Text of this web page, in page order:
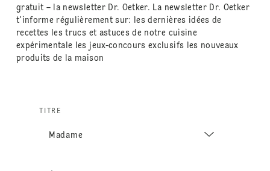
gratuit – la newsletter Dr. Oetker. La newsletter Dr. Oetker
t'informe régulièrement sur: les dernières idées de
recettes les trucs et astuces de notre cuisine
expérimentale les jeux-concours exclusifs les nouveaux
produits de la maison
TITRE